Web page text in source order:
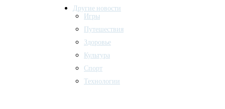
Другие новости
Игры
Путешествия
Здоровье
Культура
Спорт
Технологии